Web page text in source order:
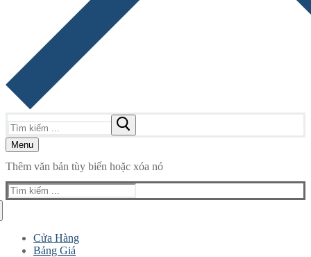
kiếm
cho:
Menu
Thêm văn bản tùy biến hoặc xóa nó
Tìm
kiếm
Cửa Hàng
Bảng Giá